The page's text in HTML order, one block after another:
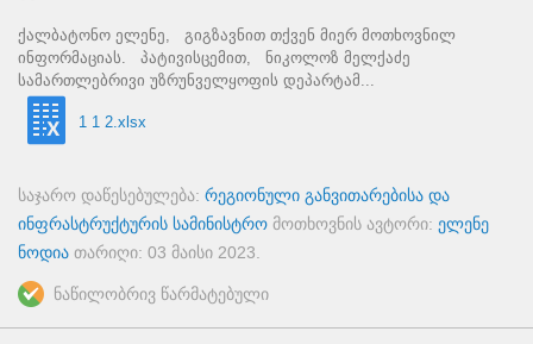
ქალბატონო ელენე, გიგზავნით თქვენ მიერ მოთხოვნილ
ინფორმაციას. პატივისცემით, ნიკოლოზ მელქაძე
სამართლებრივი უზრუნველყოფის დეპარტამ...
1 1 2.xlsx
საჯარო დაწესებულება: რეგიონული განვითარებისა და
ინფრასტრუქტურის სამინისტრო მოთხოვნის ავტორი: ელენე
ნოდია თარიღი: 03 მაისი 2023.
ნაწილობრივ წარმატებული